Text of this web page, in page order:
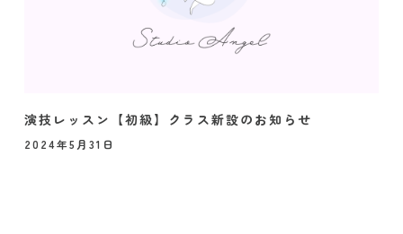
演技レッスン【初級】クラス新設のお知らせ
2024年5月31日